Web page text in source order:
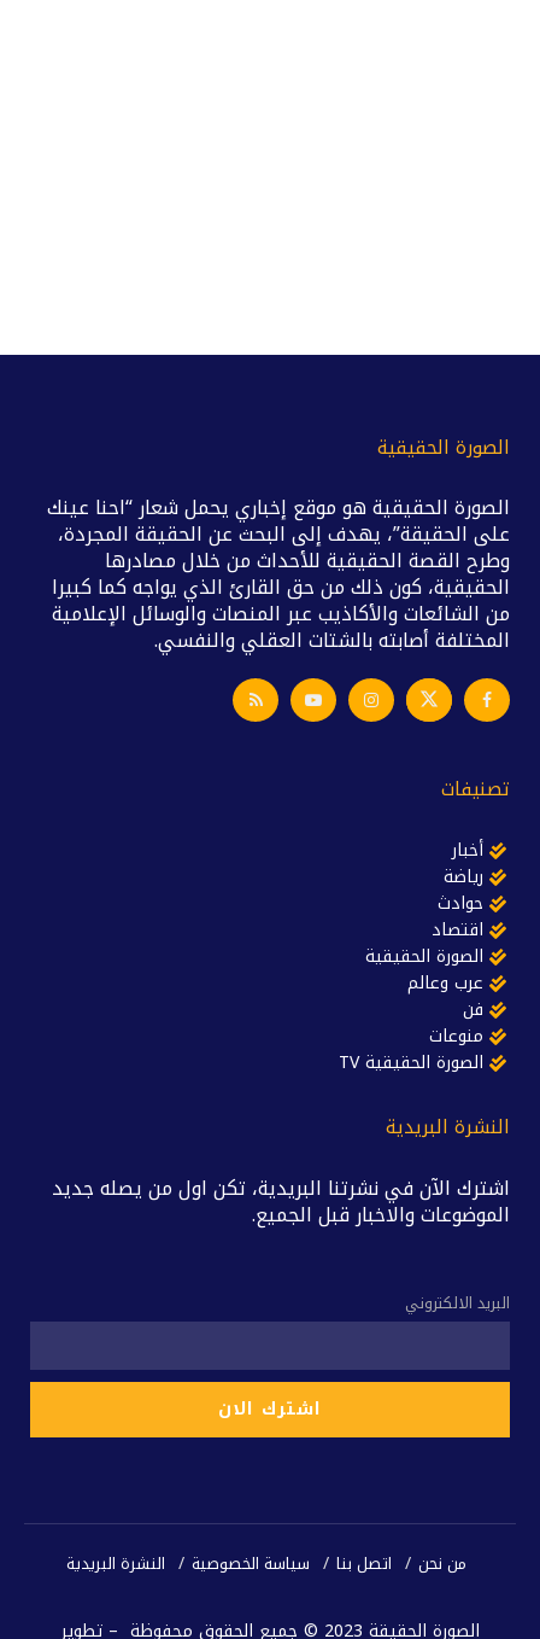
الصورة الحقيقية
الصورة الحقيقية هو موقع إخباري يحمل شعار “احنا عينك
على الحقيقة”، يهدف إلى البحث عن الحقيقة المجردة،
وطرح القصة الحقيقية للأحداث من خلال مصادرها
الحقيقية، كون ذلك من حق القارئ الذي يواجه كما كبيرا
من الشائعات والأكاذيب عبر المنصات والوسائل الإعلامية
المختلفة أصابته بالشتات العقلي والنفسي.
تصنيفات
أخبار
رياضة
حوادث
اقتصاد
الصورة الحقيقية
عرب وعالم
فن
منوعات
الصورة الحقيقية TV
النشرة البريدية
اشترك الآن في نشرتنا البريدية، تكن اول من يصله جديد
الموضوعات والاخبار قبل الجميع.
البريد الالكتروني
من نحن اتصل بنا سياسة الخصوصية النشرة البريدية
الصورة الحقيقة 2023 © جميع الحقوق محفوظة – تطوير